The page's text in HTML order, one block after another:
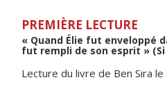
PREMIÈRE LECTURE
« Quand Élie fut enveloppé
fut rempli de son esprit » (Si
Lecture du livre de Ben Sira le